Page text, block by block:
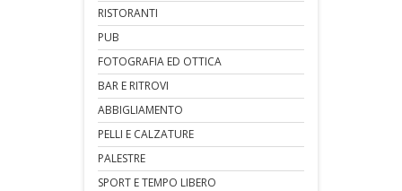
RISTORANTI
PUB
FOTOGRAFIA ED OTTICA
BAR E RITROVI
ABBIGLIAMENTO
PELLI E CALZATURE
PALESTRE
SPORT E TEMPO LIBERO